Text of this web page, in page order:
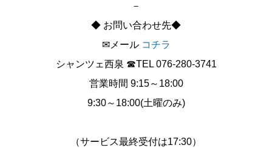
－
◆ お問い合わせ先◆
✉メール コチラ
シャンツェ西泉 ☎TEL 076-280-3741
営業時間 9:15～18:00
9:30～18:00(土曜のみ)
（サービス最終受付は17:30）